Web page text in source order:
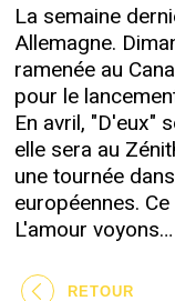
La semaine
Allemagne.
ramenée au
pour le
En avril, "D'eux"
elle sera au
une tournée
européennes.
L'amour voyons…
RETOUR